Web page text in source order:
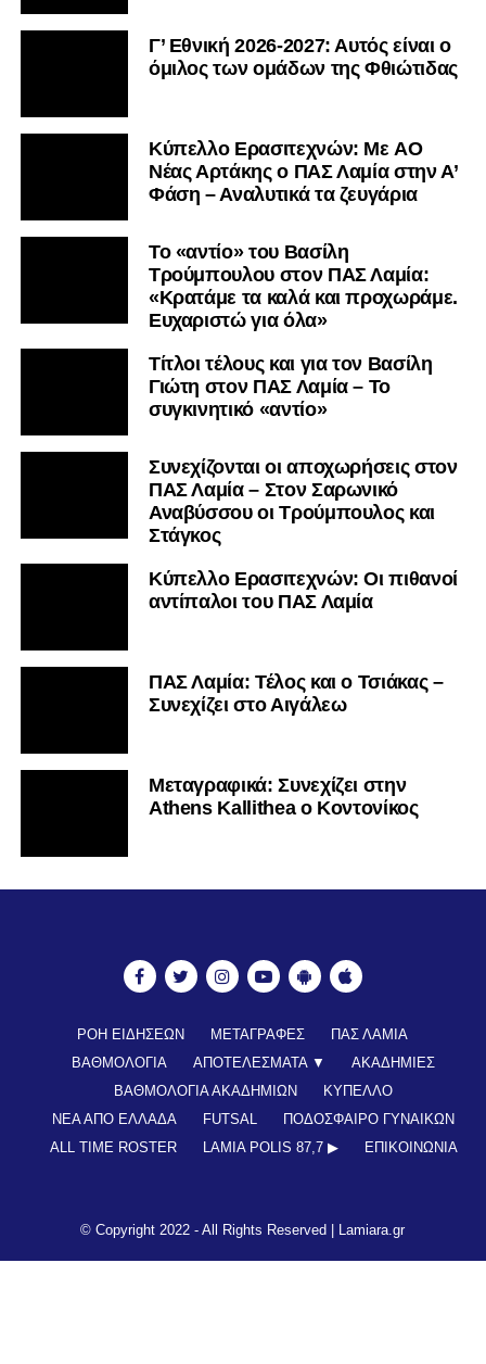
Γ’ Εθνική 2026-2027: Αυτός είναι ο
όμιλος των ομάδων της Φθιώτιδας
Kύπελλο Ερασιτεχνών: Με AO
Nέας Αρτάκης ο ΠΑΣ Λαμία στην Α’
Φάση – Αναλυτικά τα ζευγάρια
Το «αντίο» του Βασίλη
Τρούμπουλου στον ΠΑΣ Λαμία:
«Κρατάμε τα καλά και προχωράμε.
Ευχαριστώ για όλα»
Τίτλοι τέλους και για τον Βασίλη
Γιώτη στον ΠΑΣ Λαμία – Το
συγκινητικό «αντίο»
Συνεχίζονται οι αποχωρήσεις στον
ΠΑΣ Λαμία – Στον Σαρωνικό
Αναβύσσου οι Τρούμπουλος και
Στάγκος
Κύπελλο Ερασιτεχνών: Οι πιθανοί
αντίπαλοι του ΠΑΣ Λαμία
ΠΑΣ Λαμία: Τέλος και ο Τσιάκας –
Συνεχίζει στο Αιγάλεω
Mεταγραφικά: Συνεχίζει στην
Athens Kallithea ο Κοντονίκος
ΡΟΗ ΕΙΔΗΣΕΩΝ ΜΕΤΑΓΡΑΦΕΣ
ΠΑΣ ΛΑΜΙΑ
ΒΑΘΜΟΛΟΓΙΑ
ΑΠΟΤΕΛΕΣΜΑΤΑ ▼
ΑΚΑΔΗΜΙΕΣ
ΒΑΘΜΟΛΟΓΙΑ ΑΚΑΔΗΜΙΩΝ
ΚΥΠΕΛΛΟ
ΝΕΑ ΑΠΟ ΕΛΛΑΔΑ
FUTSAL
ΠΟΔΟΣΦΑΙΡΟ ΓΥΝΑΙΚΩΝ
ALL TIME ROSTER
LAMIA POLIS 87,7 ▶︎ ΕΠΙΚΟΙΝΩΝΊΑ
© Copyright 2022 - All Rights Reserved | Lamiara.gr